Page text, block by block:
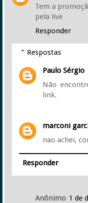
Tem a
pela live
Responder
Respostas
Paulo Sérgio
Não
link.
marconi
nao achei,
Responder
Anônimo 1 de